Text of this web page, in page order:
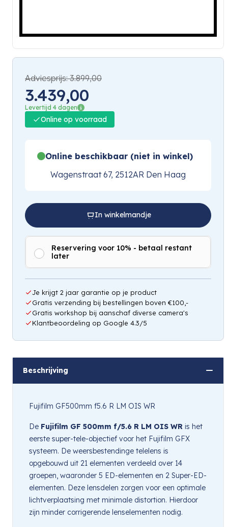
Adviesprijs:3.899,00
3.439,00
Levertijd 4 dagen
Online op voorraad
Online beschikbaar (niet in winkel)
Wagenstraat 67, 2512AR Den Haag
In winkelmandje
Reservering voor 10% - betaal restant
later
Je krijgt 2 jaar garantie op je product
Gratis verzending bij bestellingen boven €100,-
Gratis workshop bij aanschaf diverse camera's
Klantbeoordeling op Google 4.3/5
Beschrijving
Fujifilm GF500mm f5.6 R LM OIS WR
De Fujifilm GF 500mm f/5.6 R LM OIS WR is het
eerste super-tele-objectief voor het Fujifilm GFX
systeem. De weersbestendinge telelens is
opgebouwd uit 21 elementen verdeeld over 14
groepen, waaronder 5 ED-elementen en 2 Super-ED-
elementen. Deze lensdelen zorgen voor een optimale
lichtverplaatsing met minimale distortion. Hierdoor
zijn minder corrigerende lenselementen nodig.